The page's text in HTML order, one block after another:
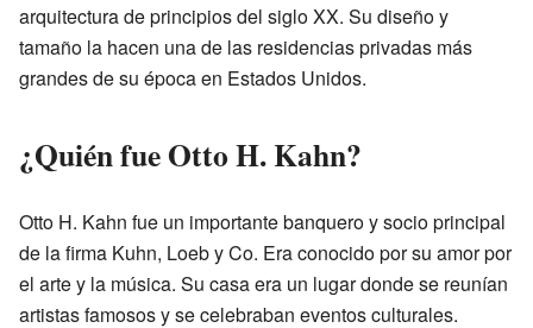
arquitectura de principios del siglo XX. Su diseño y
tamaño la hacen una de las residencias privadas más
grandes de su época en Estados Unidos.
¿Quién fue Otto H. Kahn?
Otto H. Kahn fue un importante banquero y socio principal
de la firma Kuhn, Loeb y Co. Era conocido por su amor por
el arte y la música. Su casa era un lugar donde se reunían
artistas famosos y se celebraban eventos culturales.